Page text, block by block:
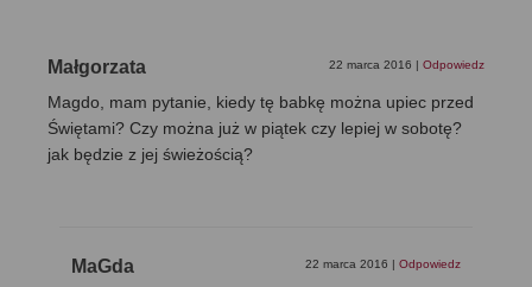
Małgorzata 22 marca 2016 | Odpowiedz
Magdo, mam pytanie, kiedy tę babkę można upiec przed
Świętami? Czy można już w piątek czy lepiej w sobotę?
jak będzie z jej świeżością?
MaGda 22 marca 2016 | Odpowiedz